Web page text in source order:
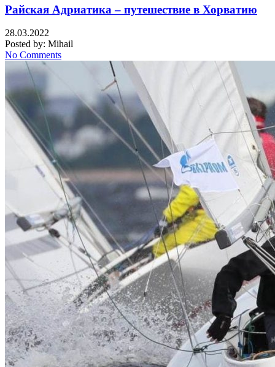
Райская Адриатика – путешествие в Хорватию
28.03.2022
Posted by: Mihail
No Comments